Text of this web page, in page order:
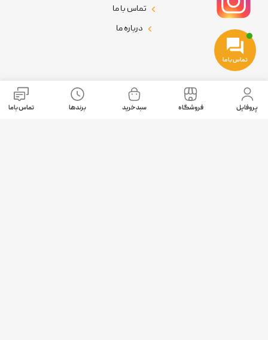
تماس با ما
درباره ما
نمادهای اعتماد
پروفایل فروشگاه سبد خرید برندها تماس باما
تماس با ما